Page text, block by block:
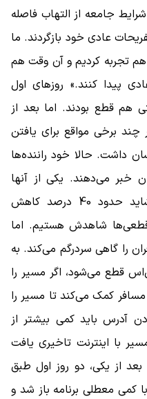
جامعه از التهاب فاصله
عادی خود بازگردند. ما
را بعد از جنگ 12 روزه هم تجربه کردیم و آن وقت هم
پیدا کنند.» روزهای اول
هم قطع بودند. اما بعد از
برخی مواقع برای یافتن
داشت. حالا خود راننده‌ها
خبر می‌دهند. یکی از آنها
می‌گوید: «درصد قابل توجهی، شاید حدود 40 درصد کاهش
قطعی‌ها شاهدش هستیم. اما
را گاهی سردرگم می‌کند. به
قطع می‌شود، اگر مسیر را
کمک می‌کند تا مسیر را
آدرس باید کمی بیشتر از
با اینترنت تاخیری یافت
بعد از یکی، دو روز اول طبق
کمی معطلی برنامه باز شد و